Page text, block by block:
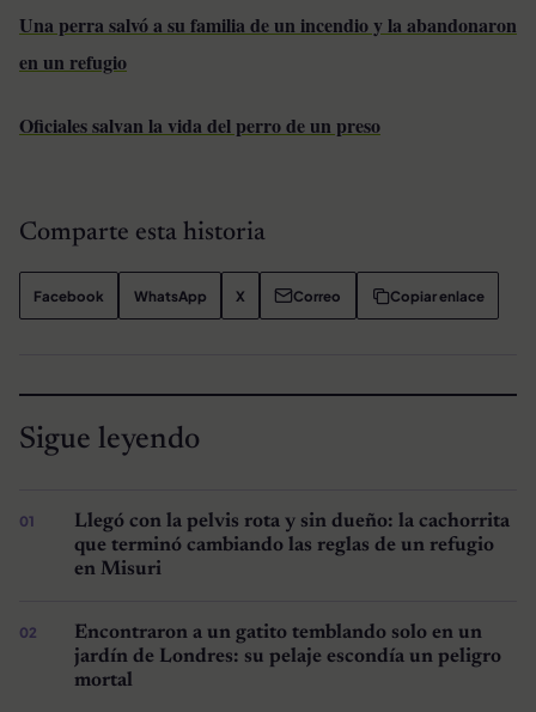
Una perra salvó a su familia de un incendio y la abandonaron
en un refugio
Oficiales salvan la vida del perro de un preso
Comparte esta historia
Facebook WhatsApp X Correo Copiar enlace
Sigue leyendo
Llegó con la pelvis rota y sin dueño: la cachorrita
que terminó cambiando las reglas de un refugio
en Misuri
Encontraron a un gatito temblando solo en un
jardín de Londres: su pelaje escondía un peligro
mortal